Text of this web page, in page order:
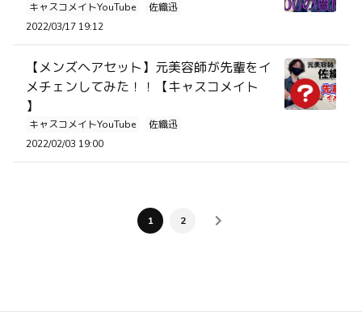
キャスコメイトYouTube
佐織迅
2022/03/17 19:12
【メンズヘアセット】元美容師が先輩をイ
メチェンしてみた！！【キャスコメイト
】
キャスコメイトYouTube
佐織迅
2022/02/03 19:00
1 2